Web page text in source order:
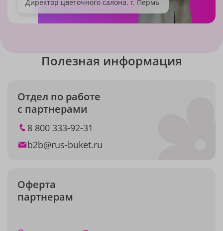
Директор цветочного салона. г. Пермь
Полезная информация
Отдел по работе
с партнерами
8 800 333-92-31
b2b@rus-buket.ru
Оферта
партнерам